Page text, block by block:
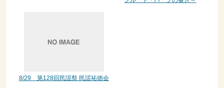
8/29 第128回民謡祭 民謡祐徳会